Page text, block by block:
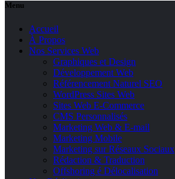
Menu
Accueil
À Propos
Nos Services Web
Graphiques et Design
Développement Web
Référencement Naturel SEO
WordPress Sites Web
Sites Web E-Commerce
CMS Personnalisés
Marketing Web & E-mail
Marketing Mobile
Marketing sur Réseaux Sociaux
Rédaction & Traduction
Offshoring é Délocalisation